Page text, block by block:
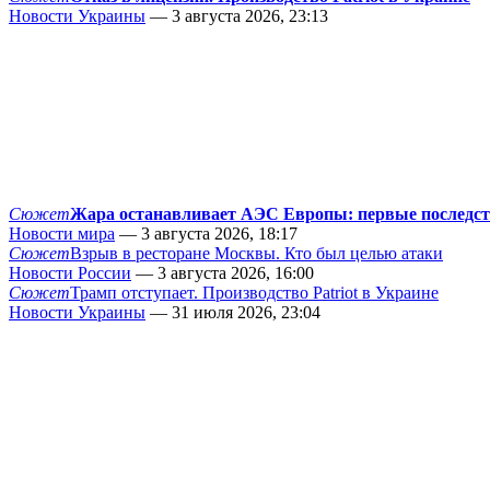
Новости Украины — 3 августа 2026, 23:13
СюжетЖара останавливает АЭС Европы: первые
Новости мира — 3 августа 2026, 18:17
СюжетВзрыв в ресторане Москвы. Кто был целью атаки
Новости России — 3 августа 2026, 16:00
СюжетТрамп отступает. Производство Patriot в Украине
Новости Украины — 31 июля 2026, 23:04